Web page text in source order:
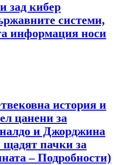
зад кибер
системи,
информация носи
история и
цанени за
и Джорджина
пачки за
– Подробности)